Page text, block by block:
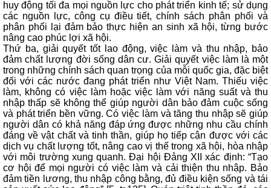
huy động tối đa mọi nguồn lực cho phát triển kinh tế; sử dụng
các nguồn lực, công cụ điều tiết, chính sách phân phối và
phân phối lại đảm bảo thực hiện an sinh xã hội, từng bước
nâng cao phúc lợi xã hội.
Thứ ba, giải quyết tốt lao động, việc làm và thu nhập, bảo
đảm chất lượng đời sống dân cư. Giải quyết việc làm là một
trong những chính sách quan trọng của mỗi quốc gia, đặc biệt
đối với các nước đang phát triển như Việt Nam. Thiếu việc
làm, không có việc làm hoặc việc làm với năng suất và thu
nhập thấp sẽ không thể giúp người dân bảo đảm cuộc sống
và phát triển bền vững. Có việc làm và tăng thu nhập sẽ giúp
người dân có khả năng đáp ứng được những nhu cầu chính
đáng về vật chất và tinh thần, giúp họ tiếp cận được với các
dịch vụ chất lượng tốt, nâng cao vị thế trong xã hội, hòa nhập
với môi trường xung quanh. Đại hội Đảng XII xác định: “Tạo
cơ hội để mọi người có việc làm và cải thiện thu nhập. Bảo
đảm tiền lương, thu nhập công bằng, đủ điều kiện sống và tái